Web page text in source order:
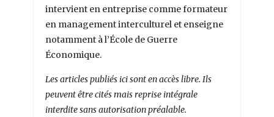
intervient en entreprise comme formateur
en management interculturel et enseigne
notamment à l’École de Guerre
Économique.
Les articles publiés ici sont en accès libre. Ils
peuvent être cités mais reprise intégrale
interdite sans autorisation préalable.